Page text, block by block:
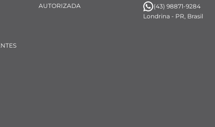
AUTORIZADA
(43) 98871-9284
Londrina - PR, Brasil